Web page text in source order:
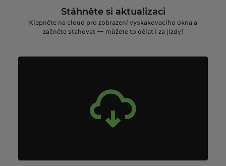
Stáhněte si aktualizaci
Klepněte na cloud pro zobrazení vyskakovacího okna a
začněte stahovat — můžete to dělat i za jízdy!